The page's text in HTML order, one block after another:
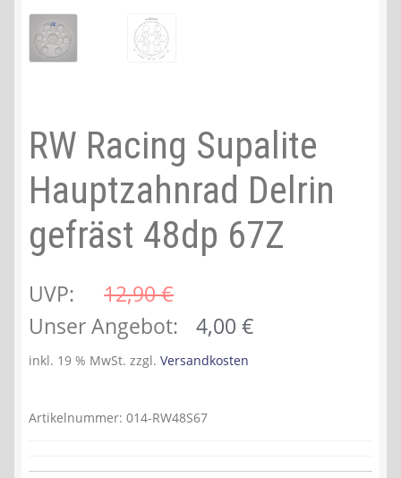
RW Racing Supalite
Hauptzahnrad Delrin
gefräst 48dp 67Z
UVP: 12,90 €
Ursprünglicher
Preis
12,90 €
Unser Angebot: 4,00 €Aktueller
inkl. 19 % MwSt. zzgl. Versandkosten
Artikelnummer: 014-RW48S67